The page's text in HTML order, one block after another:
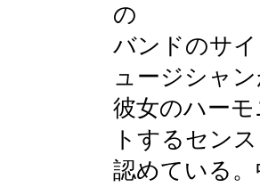
の
バンドのサ
ュージシャ
彼女のハー
トするセン
認めている